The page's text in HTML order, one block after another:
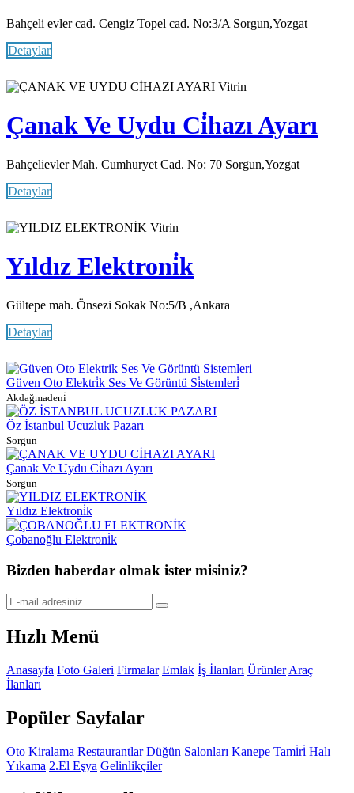
Bahçeli evler cad. Cengiz Topel cad. No:3/A Sorgun,Yozgat
Detaylar
Vitrin
Çanak Ve Uydu Ci̇hazı Ayarı
Bahçelievler Mah. Cumhuryet Cad. No: 70 Sorgun,Yozgat
Detaylar
Vitrin
Yıldız Elektroni̇k
Gültepe mah. Önsezi Sokak No:5/B ,Ankara
Detaylar
Güven Oto Elektri̇k Ses Ve Görüntü Si̇stemleri̇
Akdağmadeni̇
Öz İstanbul Ucuzluk Pazarı
Sorgun
Çanak Ve Uydu Ci̇hazı Ayarı
Sorgun
Yıldız Elektroni̇k
Çobanoğlu Elektroni̇k
Bizden haberdar olmak ister misiniz?
Hızlı Menü
Anasayfa Foto Galeri Firmalar Emlak İş İlanları Ürünler Araç
İlanları
Popüler Sayfalar
Oto Kiralama Restaurantlar Düğün Salonları Kanepe Tami̇ri̇ Halı
Yıkama 2.El Eşya Gelinlikçiler